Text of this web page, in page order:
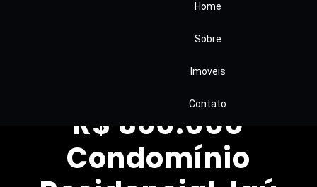
Home
Sobre
Imoveis
Contato
Apartamento à
Venda – Vila
Andrade | 122 m² |
R$ 860.000
Condomínio